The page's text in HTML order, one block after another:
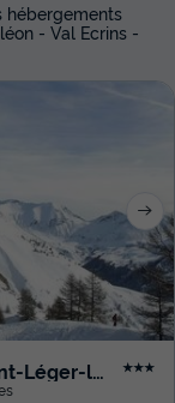
hébergements
- Val Ecrins -
VVF Villages - Les Alpes du Sud - Saint-Léger-les-Mélèzes ★★★